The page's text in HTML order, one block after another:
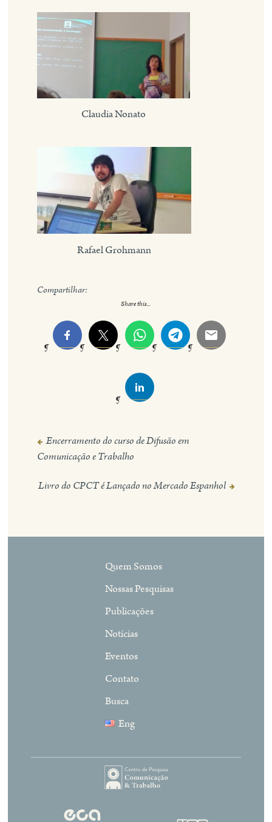
Claudia Nonato
Rafael Grohmann
Compartilhar:
Share this...
Navegação
Post
Encerramento do curso de Difusão em
Comunicação e Trabalho
Livro do CPCT é Lançado no Mercado Espanhol
Quem Somos
Nossas Pesquisas
Publicações
Notícias
Eventos
Contato
Busca
Eng